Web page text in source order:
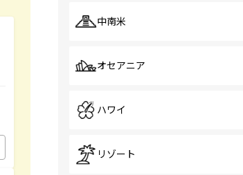
中南米
オセアニア
ハワイ
リゾート